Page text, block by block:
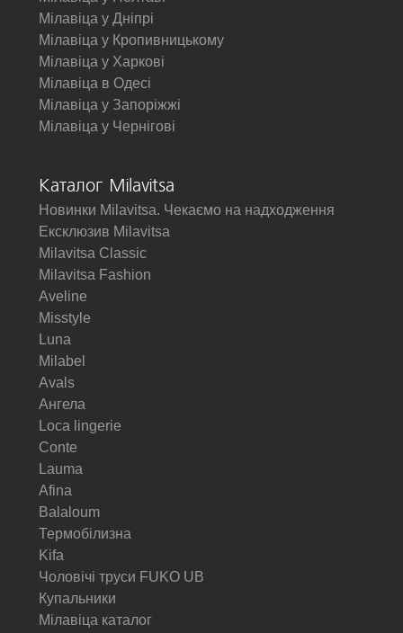
Мілавіца у Дніпрі
Мілавіца у Кропивницькому
Мілавіца у Харкові
Мілавіца в Одесі
Мілавіца у Запоріжжі
Мілавіца у Чернігові
Каталог Milavitsa
Новинки Milavitsa. Чекаємо на надходження
Ексклюзив Milavitsa
Milavitsa Classic
Milavitsa Fashion
Aveline
Misstyle
Luna
Milabel
Avals
Ангела
Loca lingerie
Conte
Lauma
Afina
Balaloum
Термобілизна
Kifa
Чоловічі труси FUKO UB
Купальники
Мілавіца каталог